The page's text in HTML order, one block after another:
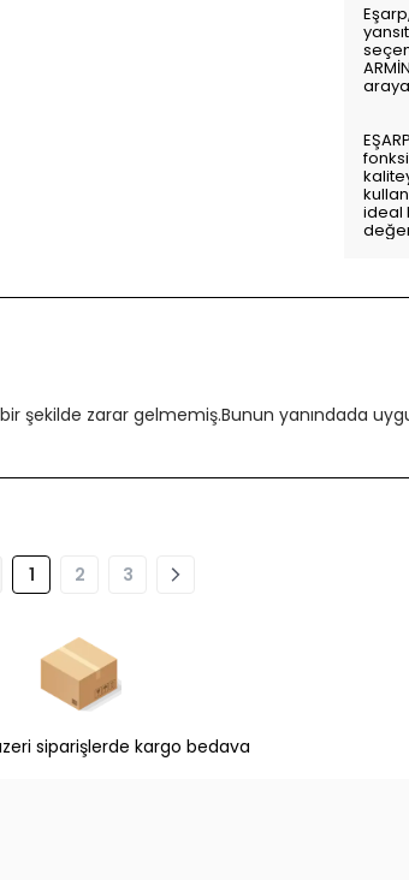
ideal
şekilde zarar gelmemiş.Bunun yanındada
1 2 3
siparişlerde kargo bedava